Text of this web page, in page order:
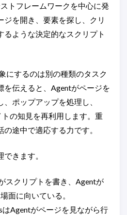
トフレームワークを中心に発
ジを開き、要素を探し、クリ
るような決定的なスクリプト
にするのは別の種類のタスク
を伝えると、Agentがページを
ポップアップを処理し、
の知見を再利用します。重
途中で適応する力です。
きます。
スクリプトを書き、Agentが
面に向いている。
はAgentがページを見ながら行